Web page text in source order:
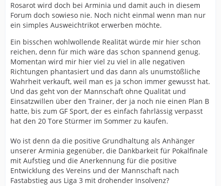
Rosarot wird doch bei Arminia und damit auch in diesem
Forum doch sowieso nie. Noch nicht einmal wenn man nur
ein simples Ausweichtrikot erwerben möchte.
Ein bisschen wohlwollende Realität würde mir hier schon
reichen, denn für mich wäre das schon spannend genug.
Momentan wird mir hier viel zu viel in alle negativen
Richtungen phantasiert und das dann als unumstößliche
Wahrheit verkauft, weil man es ja schon immer gewusst hat.
Und das geht von der Mannschaft ohne Qualität und
Einsatzwillen über den Trainer, der ja noch nie einen Plan B
hatte, bis zum GF Sport, der es einfach fahrlässig verpasst
hat den 20 Tore Stürmer im Sommer zu kaufen.
Wo ist denn da die positive Grundhaltung als Anhänger
unserer Arminia gegenüber, die Dankbarkeit für Pokalfinale
mit Aufstieg und die Anerkennung für die positive
Entwicklung des Vereins und der Mannschaft nach
Fastabstieg aus Liga 3 mit drohender Insolvenz?